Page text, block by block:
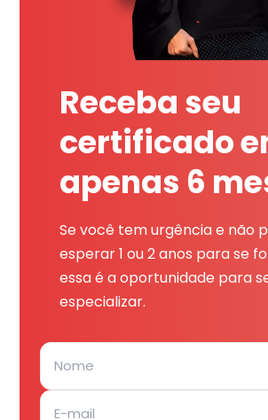
Receba seu
certificado
apenas 6
Se você tem urgência e não
esperar 1 ou 2 anos para se
essa é a oportunidade para
especializar.